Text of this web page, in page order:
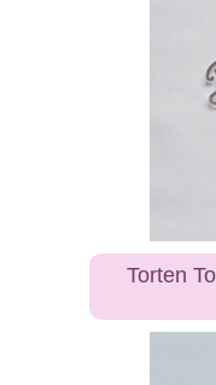
Torten